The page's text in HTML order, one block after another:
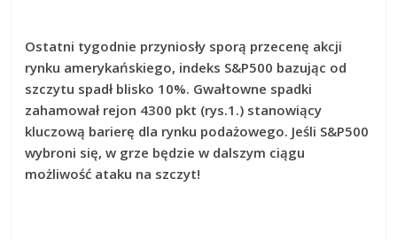
oparciu
o
teorię
Carolana.
Ostatni tygodnie przyniosły sporą przecenę akcji
rynku amerykańskiego, indeks S&P500 bazując od
szczytu spadł blisko 10%. Gwałtowne spadki
zahamował rejon 4300 pkt (rys.1.) stanowiący
kluczową barierę dla rynku podażowego. Jeśli S&P500
wybroni się, w grze będzie w dalszym ciągu
możliwość ataku na szczyt!